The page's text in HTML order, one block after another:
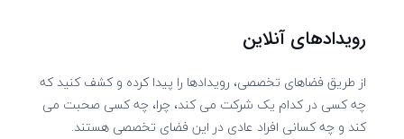
رویدادهای آنلاین
از طریق فضاهای تخصصی، رویدادها را پیدا کرده و کشف کنید که
چه کسی در کدام یک شرکت می کند، چرا، چه کسی صحبت می
کند و چه کسانی افراد عادی در این فضای تخصصی هستند.